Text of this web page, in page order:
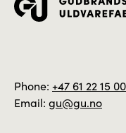
Phone: +47 61 22 15 00
Email: gu@gu.no